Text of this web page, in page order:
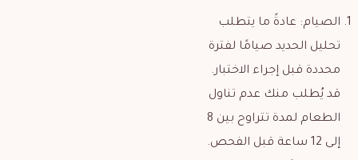
الصيام: عادةً ما يتطلب
تحليل الحديد صيامًا لفترة
محددة قبل إجراء الاختبار.
قد يُطلب منك عدم تناول
الطعام لمدة تتراوح بين 8
إلى 12 ساعة قبل الفحص.